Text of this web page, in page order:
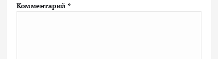
Комментарий *